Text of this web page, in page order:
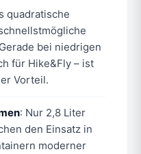
quadratische
bei niedrigen
für Hike&Fly – ist
Vorteil.
: Nur 2,8 Liter
den Einsatz in
moderner